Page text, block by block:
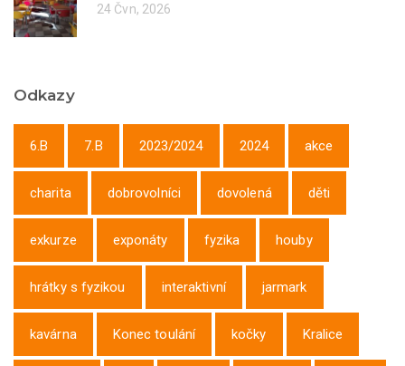
24 Čvn, 2026
Odkazy
6.B 7.B 2023/2024 2024 akce
charita dobrovolníci dovolená děti
exkurze exponáty fyzika houby
hrátky s fyzikou interaktivní jarmark
kavárna Konec toulání kočky Kralice